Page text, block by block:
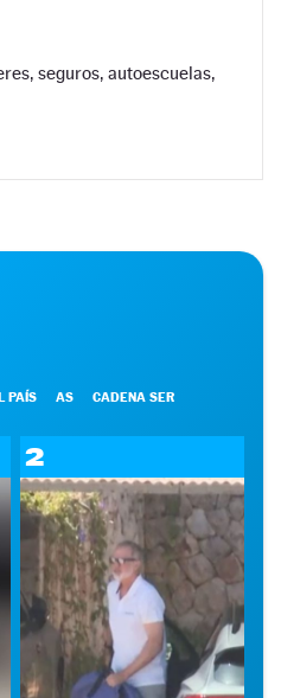
seguros, autoescuelas,
PAÍS AS CADENA SER
2